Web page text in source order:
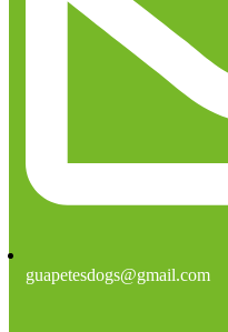
guapetesdogs@gmail.com